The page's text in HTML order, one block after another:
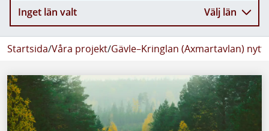
Inget län valt Välj län
Startsida/Våra projekt/Gävle–Kringlan (Axmartavlan)